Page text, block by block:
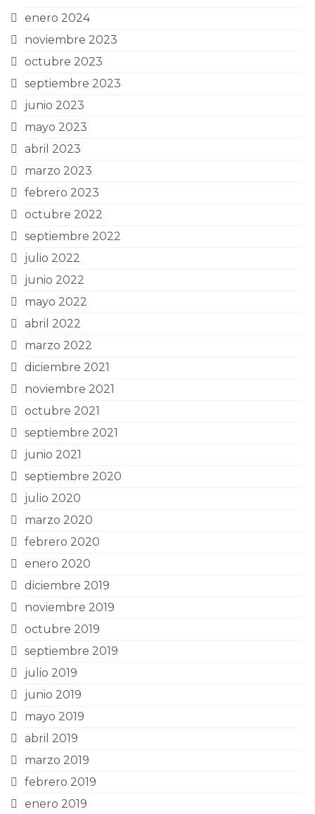
enero 2024
noviembre 2023
octubre 2023
septiembre 2023
junio 2023
mayo 2023
abril 2023
marzo 2023
febrero 2023
octubre 2022
septiembre 2022
julio 2022
junio 2022
mayo 2022
abril 2022
marzo 2022
diciembre 2021
noviembre 2021
octubre 2021
septiembre 2021
junio 2021
septiembre 2020
julio 2020
marzo 2020
febrero 2020
enero 2020
diciembre 2019
noviembre 2019
octubre 2019
septiembre 2019
julio 2019
junio 2019
mayo 2019
abril 2019
marzo 2019
febrero 2019
enero 2019